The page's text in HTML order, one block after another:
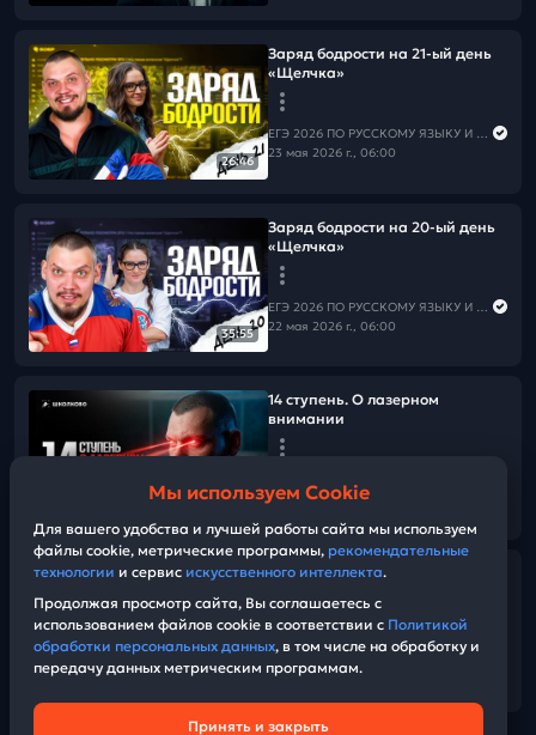
26:46
Заряд бодрости на 21-ый день
«Щелчка»
ЕГЭ 2026 ПО РУССКОМУ ЯЗЫКУ И МАТЕМАТИКЕ
23 мая 2026 г., 06:00
35:55
Заряд бодрости на 20-ый день
«Щелчка»
ЕГЭ 2026 ПО РУССКОМУ ЯЗЫКУ И МАТЕМАТИКЕ
22 мая 2026 г., 06:00
14 ступень. О лазерном
внимании
21 мая 2026 г., 14:30
Заряд бодрости на 19-ый день
ЕГЭ 2026 ПО РУССКОМУ ЯЗЫКУ И МАТЕМАТИКЕ
21 мая 2026 г., 06:00
Мы используем Cookie
Для вашего удобства и лучшей работы сайта мы используем
файлы cookie, метрические программы, рекомендательные
технологии и сервис искусственного интеллекта.
Продолжая просмотр сайта, Вы соглашаетесь с
использованием файлов cookie в соответствии с Политикой
обработки персональных данных, в том числе на обработку и
передачу данных метрическим программам.
Принять и закрыть